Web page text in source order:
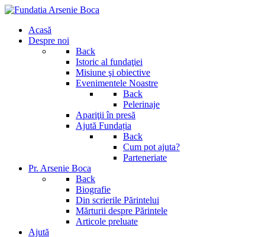
Acasă
Despre noi
Back
Istoric al fundaţiei
Misiune şi obiective
Evenimentele Noastre
Back
Pelerinaje
Apariţii în presă
Ajută Fundația
Back
Cum pot ajuta?
Parteneriate
Pr. Arsenie Boca
Back
Biografie
Din scrierile Părintelui
Mărturii despre Părintele
Articole preluate
Ajută